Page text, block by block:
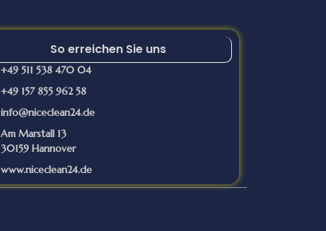
So erreichen Sie uns
+49 511 538 470 04
+49 157 855 962 58
info@niceclean24.de
Am Marstall 13
30159 Hannover
www.niceclean24.de